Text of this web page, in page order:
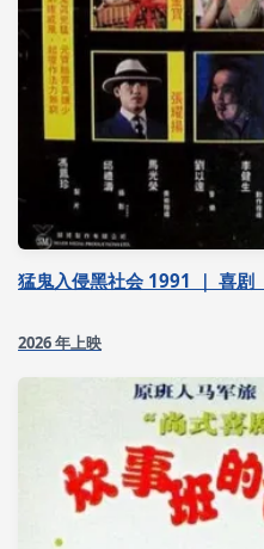
猛鬼入侵黑社会 1991 ｜ 喜剧
2026 年上映